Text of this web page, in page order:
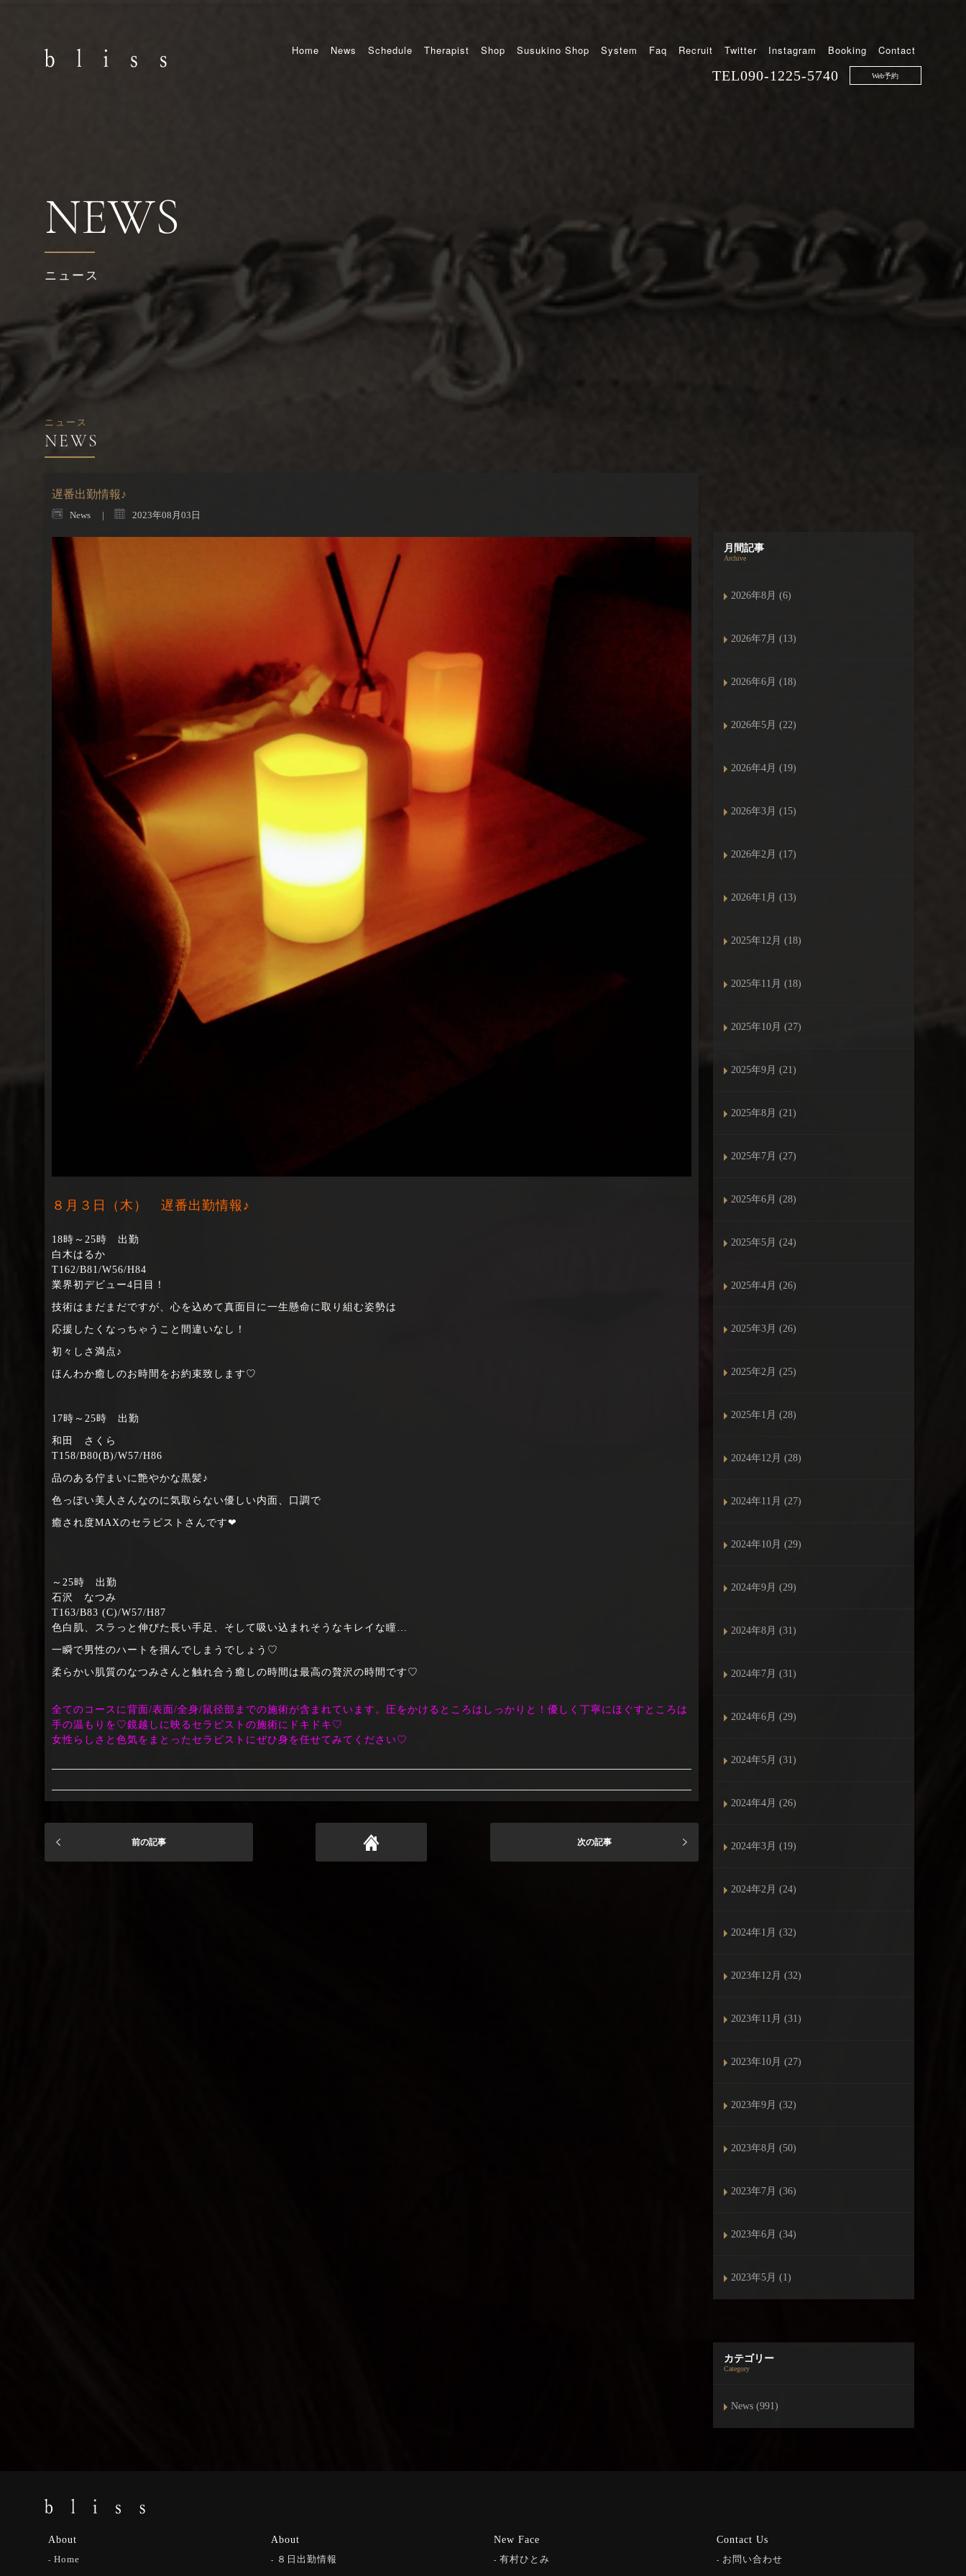
Home News Schedule Therapist Shop Susukino Shop System Faq Recruit Twitter Instagram Booking Contact
TEL090-1225-5740 Web予約
NEWS
ニュース
ニュース
遅番出勤情報♪
News 2023年08月03日
８月３日（木） 遅番出勤情報♪
18時～25時 出勤
白木はるか
T162/B81/W56/H84
業界初デビュー4日目！
技術はまだまだですが、心を込めて真面目に一生懸命に取り組む姿勢は
応援したくなっちゃうこと間違いなし！
初々しさ満点♪
ほんわか癒しのお時間をお約束致します♡
17時～25時 出勤
和田 さくら
T158/B80(B)/W57/H86
品のある佇まいに艶やかな黒髪♪
色っぽい美人さんなのに気取らない優しい内面、口調で
癒され度MAXのセラピストさんです❤
～25時 出勤
石沢 なつみ
T163/B83 (C)/W57/H87
色白肌、スラっと伸びた長い手足、そして吸い込まれそうなキレイな瞳…
一瞬で男性のハートを掴んでしまうでしょう♡
柔らかい肌質のなつみさんと触れ合う癒しの時間は最高の贅沢の時間です♡
全てのコースに背面/表面/全身/鼠径部までの施術が含まれています。圧をかけるところはしっかりと！優しく丁寧にほぐすところは
手の温もりを♡鏡越しに映るセラピストの施術にドキドキ♡
女性らしさと色気をまとったセラピストにぜひ身を任せてみてください♡
前の記事 次の記事
月間記事
Archive
2026年8月 (6)
2026年7月 (13)
2026年6月 (18)
2026年5月 (22)
2026年4月 (19)
2026年3月 (15)
2026年2月 (17)
2026年1月 (13)
2025年12月 (18)
2025年11月 (18)
2025年10月 (27)
2025年9月 (21)
2025年8月 (21)
2025年7月 (27)
2025年6月 (28)
2025年5月 (24)
2025年4月 (26)
2025年3月 (26)
2025年2月 (25)
2025年1月 (28)
2024年12月 (28)
2024年11月 (27)
2024年10月 (29)
2024年9月 (29)
2024年8月 (31)
2024年7月 (31)
2024年6月 (29)
2024年5月 (31)
2024年4月 (26)
2024年3月 (19)
2024年2月 (24)
2024年1月 (32)
2023年12月 (32)
2023年11月 (31)
2023年10月 (27)
2023年9月 (32)
2023年8月 (50)
2023年7月 (36)
2023年6月 (34)
2023年5月 (1)
カテゴリー
Category
News (991)
About
Home
About
８日出勤情報
New Face
有村ひとみ
Contact Us
お問い合わせ